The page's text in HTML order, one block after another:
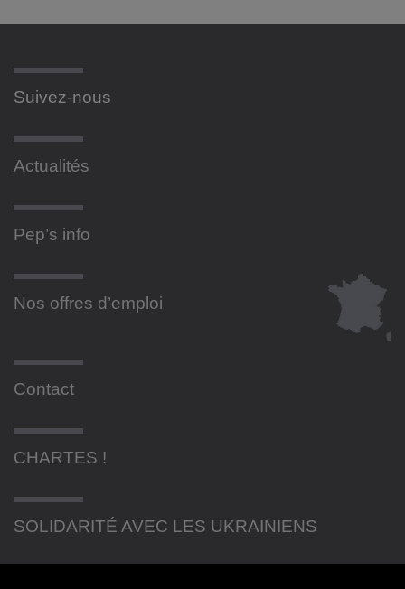
Suivez-nous
Actualités
Pep’s info
Nos offres d’emploi
Contact
CHARTES !
SOLIDARITÉ AVEC LES UKRAINIENS